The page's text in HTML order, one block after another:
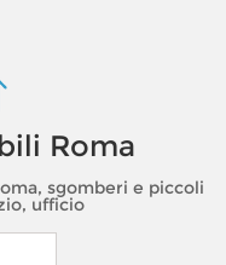
Roma
sgomberi e piccoli
ufficio